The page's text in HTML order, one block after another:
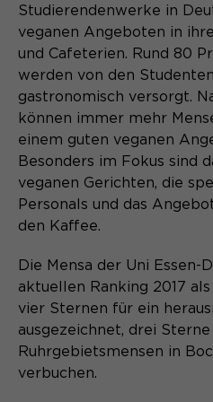
Zweck
Content
Webseite.
unerlässlich,
Sie
zu erkennen
offen zu
einem
ID als
"hash-Wert")
Name PHPSESSID
Anbieter Session-
Name _pk_id*
Anbieter Matomo
Laufzeit 13 Monate
Zweck
Anbieter
Laufzeit 30 Minuten
Zweck
Speichert
Cookie-Informationen
Aktivierung
Diese Cookies ermöglichen
Übersetzung der Website-
Name
Anbieter GTranslate Inc.
Laufzeit
Zweck
Speichert die
Sprache für
Übersetzung
Studierendenwerke in
veganen Angeboten in
und Cafeterien. Rund 80
werden von den
gastronomisch versorgt.
können immer mehr
einem guten veganen
Besonders im Fokus sind
veganen Gerichten, die
Personals und das
den Kaffee.
Die Mensa der Uni Essen-
aktuellen Ranking 2017
vier Sternen für ein
ausgezeichnet, drei
Ruhrgebietsmensen in
verbuchen.